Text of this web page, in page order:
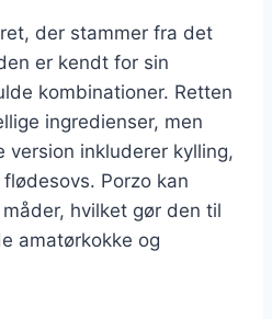
der stammer fra det
er kendt for sin
kombinationer. Retten
ingredienser, men
version inkluderer kylling,
Porzo kan
hvilket gør den til
amatørkokke og